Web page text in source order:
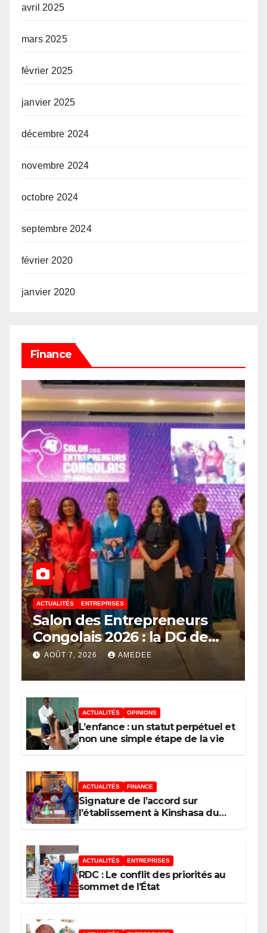
avril 2025
mars 2025
février 2025
janvier 2025
décembre 2024
novembre 2024
octobre 2024
septembre 2024
février 2020
janvier 2020
Finance
ACTUALITÉS ENTREPRISES
Salon des Entrepreneurs
Congolais 2026 : la DG de
l’ANAPI Rachel PUNGU
mobilise les investisseurs
RDC, destination phare de
l’investissement en Afrique
AOÛT 7, 2026 AMEDEE
ACTUALITÉS OPINIONS
L’enfance : un statut perpétuel et
non une simple étape de la vie
ACTUALITÉS FINANCE
Signature de l’accord sur
l’établissement à Kinshasa du
pour le développement de
l’Afrique (AUDA-NEPAD)
ACTUALITÉS ENTREPRISES
RDC : Le conflit des priorités au
sommet de l’État